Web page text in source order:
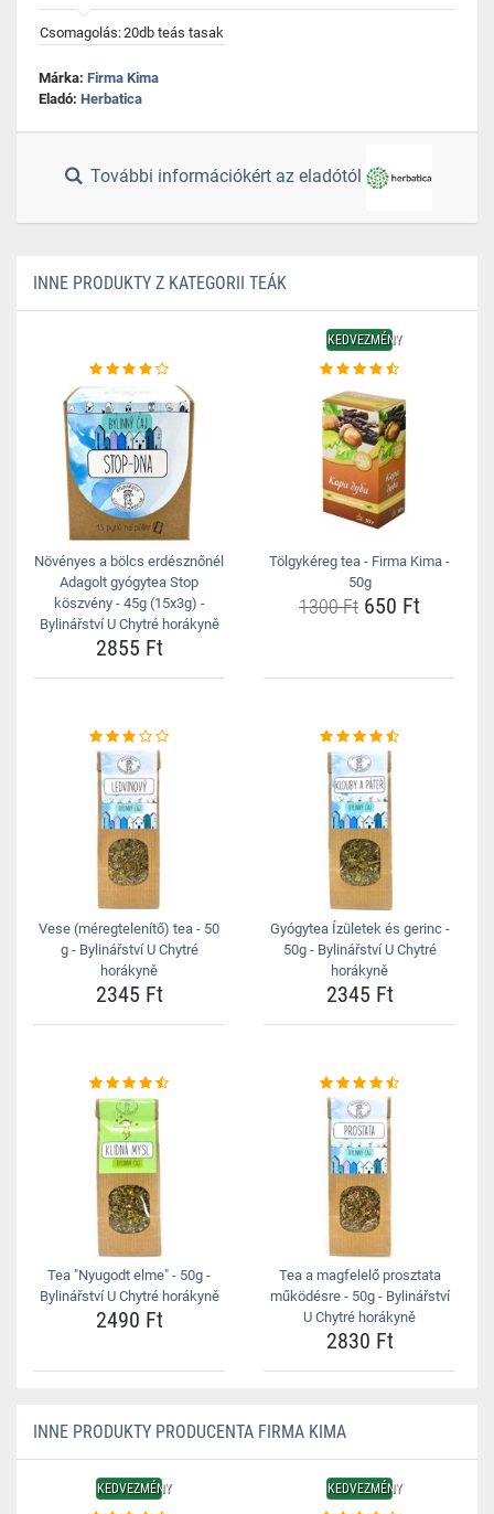
Csomagolás:20db teás tasak
Márka: Firma Kima
Eladó: Herbatica
További információkért az eladótól
INNE PRODUKTY Z KATEGORII TEÁK
Növényes a bölcs erdésznőnél
Adagolt gyógytea Stop
köszvény - 45g (15x3g) -
Bylinářství U Chytré horákyně
2855 Ft
KEDVEZMÉNY
Tölgykéreg tea - Firma Kima -
50g
1300 Ft 650 Ft
Vese (méregtelenítő) tea - 50
g - Bylinářství U Chytré
horákyně
2345 Ft
Gyógytea Ízületek és gerinc -
50g - Bylinářství U Chytré
horákyně
2345 Ft
Tea "Nyugodt elme" - 50g -
Bylinářství U Chytré horákyně
2490 Ft
Tea a magfelelő prosztata
működésre - 50g - Bylinářství
U Chytré horákyně
2830 Ft
INNE PRODUKTY PRODUCENTA FIRMA KIMA
KEDVEZMÉNY KEDVEZMÉNY